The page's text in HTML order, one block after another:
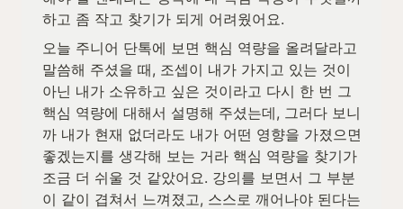
하고 좀 작고 찾기가 되게 어려웠어요.
오늘 주니어 단톡에 보면 핵심 역량을 올려달라고
말씀해 주셨을 때, 조셉이 내가 가지고 있는 것이
아닌 내가 소유하고 싶은 것이라고 다시 한 번 그
핵심 역량에 대해서 설명해 주셨는데, 그러다 보니
까 내가 현재 없더라도 내가 어떤 영향을 가졌으면
좋겠는지를 생각해 보는 거라 핵심 역량을 찾기가
조금 더 쉬울 것 같았어요. 강의를 보면서 그 부분
이 같이 겹쳐서 느껴졌고, 스스로 깨어나야 된다는